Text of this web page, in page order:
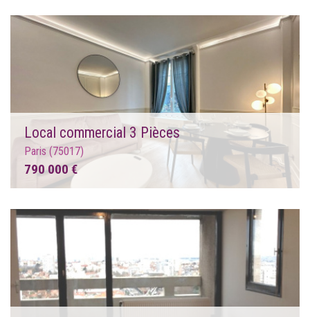
Local commercial 3 Pièces
Paris (75017)
790 000 €